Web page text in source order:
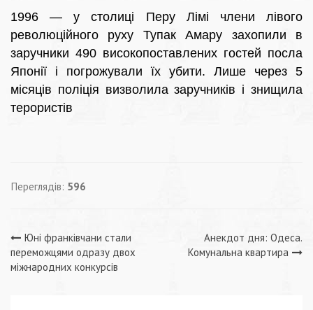
1996 — у столиці Перу Лімі члени лівого
революційного руху Тупак Амару захопили в
заручники 490 високопоставлених гостей посла
Японії і погрожували їх убити. Лише через 5
місяців поліція визволила заручників і знищила
терористів
Переглядів: 596
Навігація
записів
Юні франківчани стали
переможцями одразу двох
міжнародних конкурсів
Анекдот дня: Одеса.
Комунальна квартира